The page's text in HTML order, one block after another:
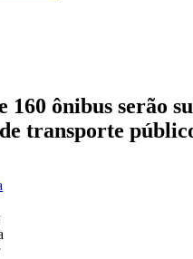
160 ônibus serão
transporte